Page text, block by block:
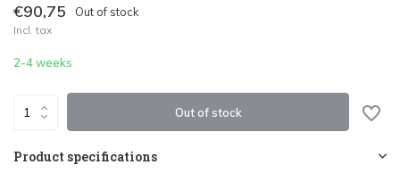
€90,75 Out of stock
Incl. tax
2-4 weeks
Out of stock
Product specifications